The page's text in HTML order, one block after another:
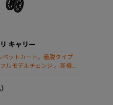
キャリー
ットカート。着脱タイプ
ルモデルチェンジ 。新機能
ィング」搭載